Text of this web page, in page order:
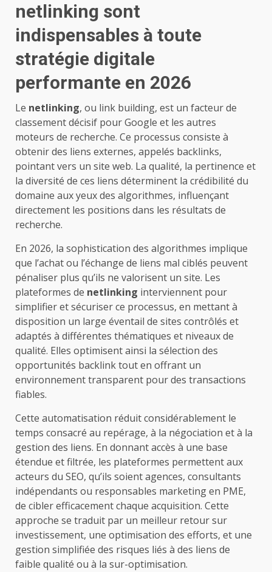
netlinking sont
indispensables à toute
stratégie digitale
performante en 2026
Le netlinking, ou link building, est un facteur de
classement décisif pour Google et les autres
moteurs de recherche. Ce processus consiste à
obtenir des liens externes, appelés backlinks,
pointant vers un site web. La qualité, la pertinence et
la diversité de ces liens déterminent la crédibilité du
domaine aux yeux des algorithmes, influençant
directement les positions dans les résultats de
recherche.
En 2026, la sophistication des algorithmes implique
que l’achat ou l’échange de liens mal ciblés peuvent
pénaliser plus qu’ils ne valorisent un site. Les
plateformes de netlinking interviennent pour
simplifier et sécuriser ce processus, en mettant à
disposition un large éventail de sites contrôlés et
adaptés à différentes thématiques et niveaux de
qualité. Elles optimisent ainsi la sélection des
opportunités backlink tout en offrant un
environnement transparent pour des transactions
fiables.
Cette automatisation réduit considérablement le
temps consacré au repérage, à la négociation et à la
gestion des liens. En donnant accès à une base
étendue et filtrée, les plateformes permettent aux
acteurs du SEO, qu’ils soient agences, consultants
indépendants ou responsables marketing en PME,
de cibler efficacement chaque acquisition. Cette
approche se traduit par un meilleur retour sur
investissement, une optimisation des efforts, et une
gestion simplifiée des risques liés à des liens de
faible qualité ou à la sur-optimisation.